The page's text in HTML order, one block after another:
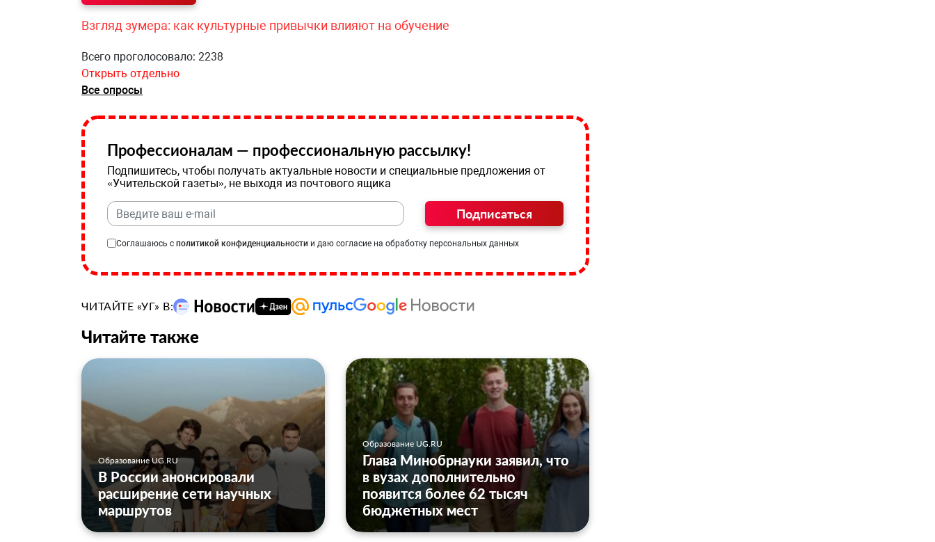
Взгляд зумера: как культурные привычки влияют на обучение
Всего проголосовало: 2238
Открыть отдельно
Все опросы
Профессионалам — профессиональную рассылку!
Подпишитесь, чтобы получать актуальные новости и специальные предложения от
«Учительской газеты», не выходя из почтового ящика
Подписаться
Соглашаюсь с политикой конфиденциальности и даю согласие на обработку персональных данных
ЧИТАЙТЕ «УГ» В:
Читайте также
Образование UG.RU
В России анонсировали
расширение сети научных
маршрутов
Образование UG.RU
Глава Минобрнауки заявил, что
в вузах дополнительно
появится более 62 тысяч
бюджетных мест